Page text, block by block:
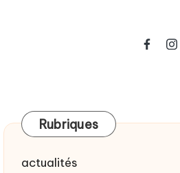
Rubriques
actualités